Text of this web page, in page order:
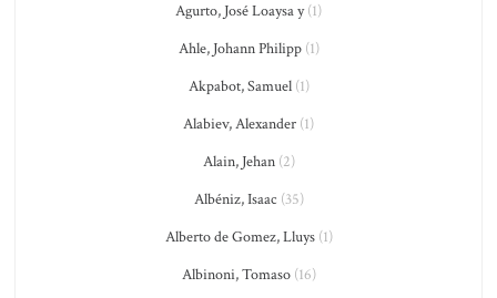
Agurto, José Loaysa y(1)
Ahle, Johann Philipp(1)
Akpabot, Samuel(1)
Alabiev, Alexander (1)
Alain, Jehan(2)
Albéniz, Isaac (35)
Alberto de Gomez, Lluys(1)
Albinoni, Tomaso(16)